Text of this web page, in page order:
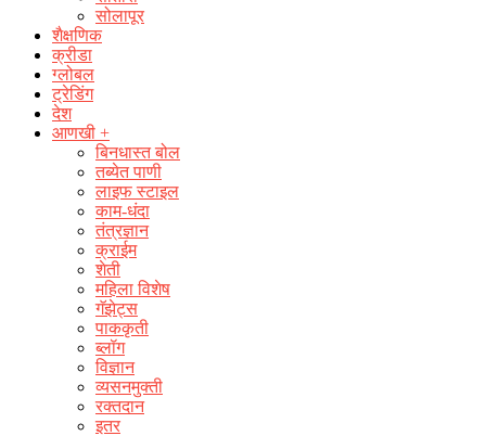
सोलापूर
शैक्षणिक
क्रीडा
ग्लोबल
ट्रेडिंग
देश
आणखी +
बिनधास्त बोल
तब्येत पाणी
लाइफ स्टाइल
काम-धंदा
तंत्रज्ञान
क्राईम
शेती
महिला विशेष
गॅझेट्स
पाककृती
ब्लॉग
विज्ञान
व्यसनमुक्ती
रक्‍तदान
इतर